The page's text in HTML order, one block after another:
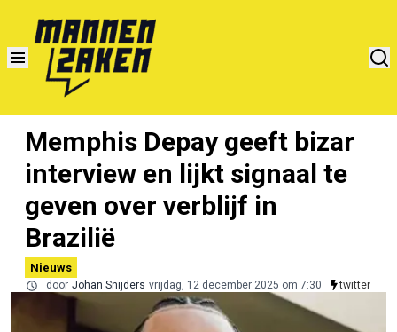
Memphis Depay geeft bizar
interview en lijkt signaal te
geven over verblijf in
Brazilië
Nieuws
door Johan Snijders vrijdag, 12 december 2025 om 7:30 twitter